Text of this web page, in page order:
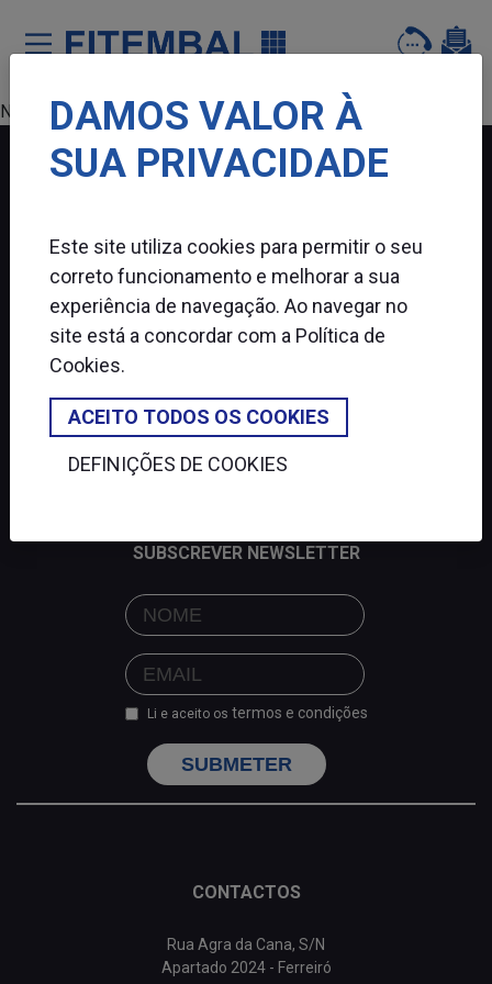
Saltar para o conteï¿½do principal da pï¿½gina
Nenhum produto encontrado.
SIGA-NOS
SUBSCREVER NEWSLETTER
Li e aceito os termos e condições
SUBMETER
CONTACTOS
Rua Agra da Cana, S/N
Apartado 2024 - Ferreiró
DAMOS VALOR À
SUA PRIVACIDADE
Este site utiliza cookies para permitir o seu
correto funcionamento e melhorar a sua
experiência de navegação. Ao navegar no
site está a concordar com a Política de
Cookies.
ACEITO TODOS OS COOKIES
DEFINIÇÕES DE COOKIES